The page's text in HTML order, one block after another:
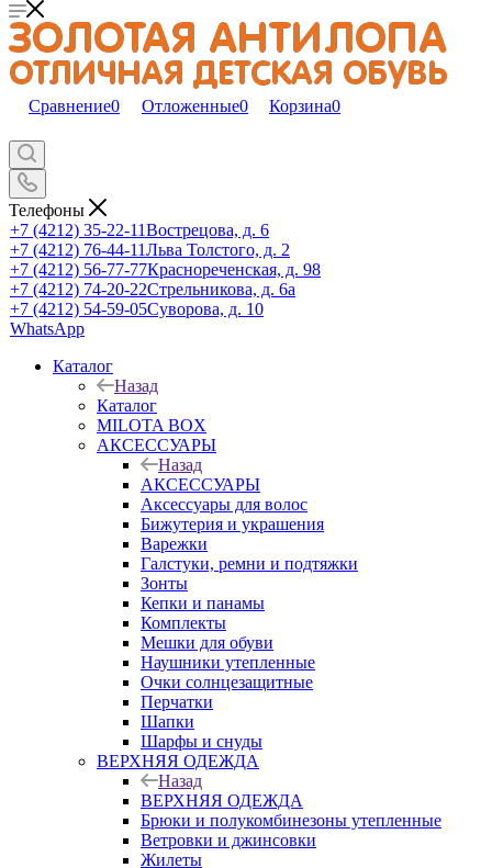
Сравнение0 Отложенные0 Корзина0
Телефоны
+7 (4212) 35-22-11Вострецова, д. 6
+7 (4212) 76-44-11Льва Толстого, д. 2
+7 (4212) 56-77-77Краснореченская, д. 98
+7 (4212) 74-20-22Стрельникова, д. 6а
+7 (4212) 54-59-05Суворова, д. 10
WhatsApp
Каталог
Назад
Каталог
MILOTA BOX
АКСЕССУАРЫ
Назад
АКСЕССУАРЫ
Аксессуары для волос
Бижутерия и украшения
Варежки
Галстуки, ремни и подтяжки
Зонты
Кепки и панамы
Комплекты
Мешки для обуви
Наушники утепленные
Очки солнцезащитные
Перчатки
Шапки
Шарфы и снуды
ВЕРХНЯЯ ОДЕЖДА
Назад
ВЕРХНЯЯ ОДЕЖДА
Брюки и полукомбинезоны утепленные
Ветровки и джинсовки
Жилеты